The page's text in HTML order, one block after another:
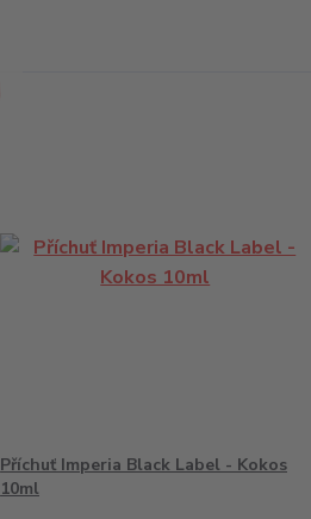
Příchuť Imperia Black Label - Kokos
10ml